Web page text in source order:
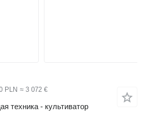
PLN ≈ 3 072 €
техника - культиватор